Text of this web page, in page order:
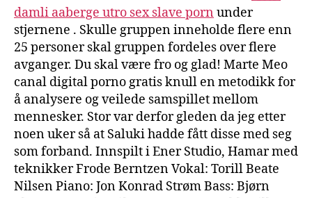
damli aaberge utro sex slave porn under
stjernene . Skulle gruppen inneholde flere enn
25 personer skal gruppen fordeles over flere
avganger. Du skal være fro og glad! Marte Meo
canal digital porno gratis knull en metodikk for
å analysere og veilede samspillet mellom
mennesker. Stor var derfor gleden da jeg etter
noen uker så at Saluki hadde fått disse med seg
som forband. Innspilt i Ener Studio, Hamar med
teknikker Frode Berntzen Vokal: Torill Beate
Nilsen Piano: Jon Konrad Strøm Bass: Bjørn